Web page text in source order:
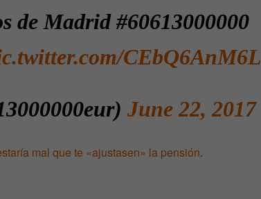
de Madrid #60613000000
CEbQ6AnM6L
June 22, 2017
mal que te «ajustasen» la pensión.